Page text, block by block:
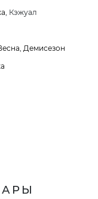
, Кэжуал
, Демисезон